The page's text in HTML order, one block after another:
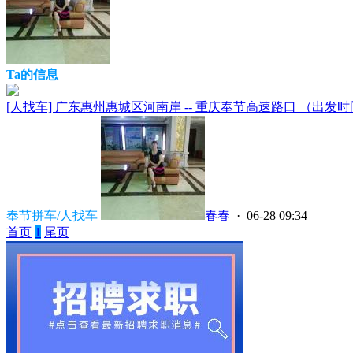
Ta的信息
[人找车] 广东惠州惠城区河南岸 -- 重庆奉节高速路口 （出发时
奉节拼车/人找车 春春 · 06-28 09:34
首页 1 尾页